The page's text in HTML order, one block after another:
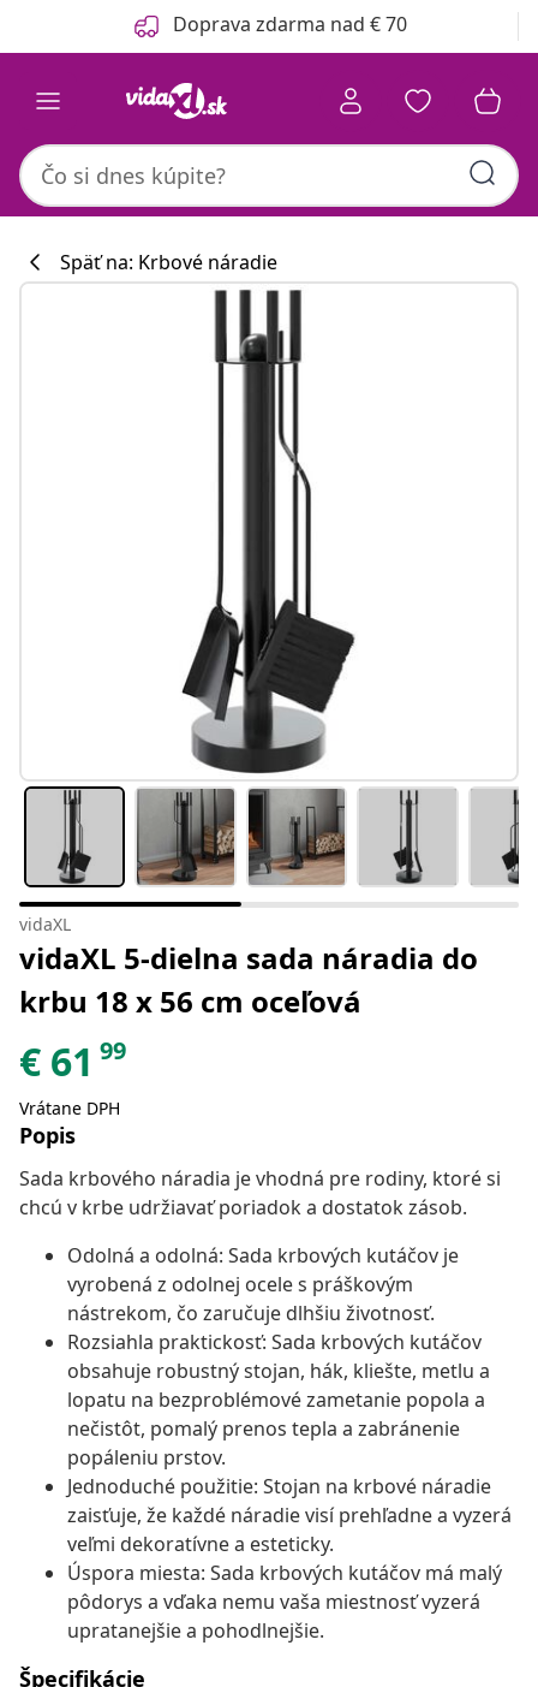
Predchádzajúce Doprava zdarma nad € 70
Späť na: Krbové náradie
vidaXL
vidaXL 5-dielna sada náradia do
krbu 18 x 56 cm oceľová
€ 61 99
Vrátane DPH
Popis
Sada krbového náradia je vhodná pre rodiny, ktoré si
chcú v krbe udržiavať poriadok a dostatok zásob.
Odolná a odolná: Sada krbových kutáčov je
vyrobená z odolnej ocele s práškovým
nástrekom, čo zaručuje dlhšiu životnosť.
Rozsiahla praktickosť: Sada krbových kutáčov
obsahuje robustný stojan, hák, kliešte, metlu a
lopatu na bezproblémové zametanie popola a
nečistôt, pomalý prenos tepla a zabránenie
popáleniu prstov.
Jednoduché použitie: Stojan na krbové náradie
zaisťuje, že každé náradie visí prehľadne a vyzerá
veľmi dekoratívne a esteticky.
Úspora miesta: Sada krbových kutáčov má malý
pôdorys a vďaka nemu vaša miestnosť vyzerá
upratanejšie a pohodlnejšie.
Špecifikácie